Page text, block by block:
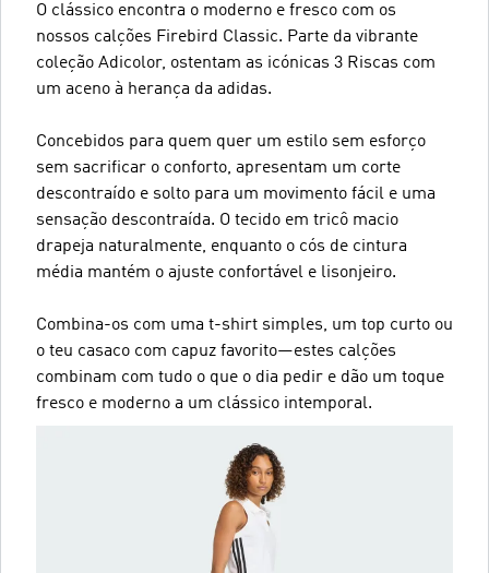
O clássico encontra o moderno e fresco com os
nossos calções Firebird Classic. Parte da vibrante
coleção Adicolor, ostentam as icónicas 3 Riscas com
um aceno à herança da adidas.
Concebidos para quem quer um estilo sem esforço
sem sacrificar o conforto, apresentam um corte
descontraído e solto para um movimento fácil e uma
sensação descontraída. O tecido em tricô macio
drapeja naturalmente, enquanto o cós de cintura
média mantém o ajuste confortável e lisonjeiro.
Combina-os com uma t-shirt simples, um top curto ou
o teu casaco com capuz favorito—estes calções
combinam com tudo o que o dia pedir e dão um toque
fresco e moderno a um clássico intemporal.